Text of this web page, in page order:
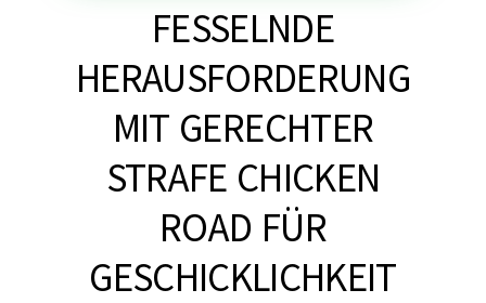
FESSELNDE
HERAUSFORDERUNG
MIT GERECHTER
STRAFE CHICKEN
ROAD FÜR
GESCHICKLICHKEIT